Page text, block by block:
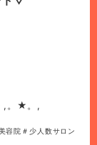
,。★。,
容院＃少人数サロン